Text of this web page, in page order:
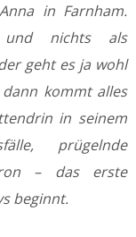
in Farnham.
und nichts als
geht es ja wohl
kommt alles
in seinem
prügelnde
– das erste
beginnt.